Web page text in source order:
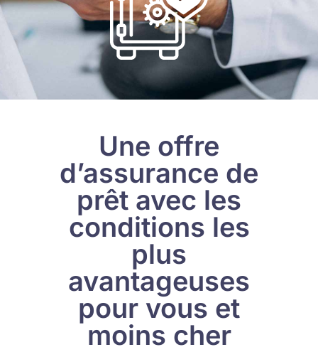
Une offre
d’assurance de
prêt avec les
conditions les
plus
avantageuses
pour vous et
moins cher